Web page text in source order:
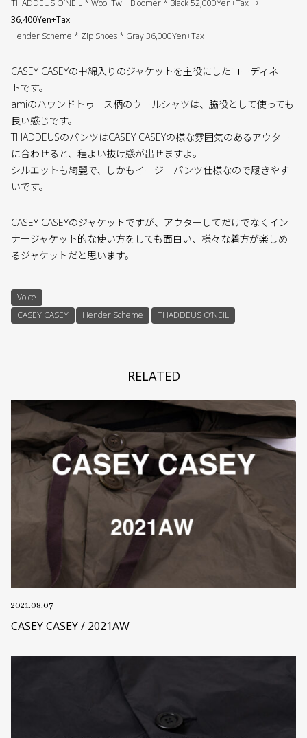
THADDEUS O’NEIL * Wool Twill Bloomer * Black 52,000Yen+Tax →
36,400Yen+Tax
Hender Scheme * Zip Shoes * Gray 36,000Yen+Tax
CASEY CASEYの中綿入りのジャケットを主役にしたコーディネー
トです。
amiのハウンドトゥース柄のウールシャツは、脇役として使っても
良い感じです。
THADDEUSのパンツはCASEY CASEYの様な雰囲気のあるアウター
に合わせると、程よい抜け感が出せますよ。
シルエットも綺麗で、しかもイージーパンツ仕様なので履きやす
いです。
CASEY CASEYのジャケットですが、アウターしてだけでなくイン
ナージャケット的な使い方をしても面白い、様々な着方が楽しめ
るジャケットだと思います。
Voice
CASEY CASEY
Hender Scheme THADDEUS O’NEIL
RELATED
2021.08.07
CASEY CASEY / 2021AW